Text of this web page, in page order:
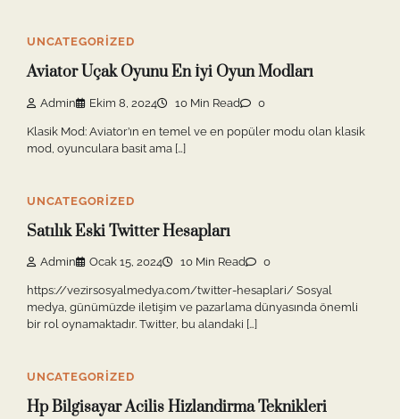
UNCATEGORIZED
Aviator Uçak Oyunu En İyi Oyun Modları
Admin Ekim 8, 2024 10 Min Read 0
Klasik Mod: Aviator’ın en temel ve en popüler modu olan klasik
mod, oyunculara basit ama […]
UNCATEGORIZED
Satılık Eski Twitter Hesapları
Admin Ocak 15, 2024 10 Min Read 0
https://vezirsosyalmedya.com/twitter-hesaplari/ Sosyal
medya, günümüzde iletişim ve pazarlama dünyasında önemli
bir rol oynamaktadır. Twitter, bu alandaki […]
UNCATEGORIZED
Hp Bilgisayar Acilis Hizlandirma Teknikleri